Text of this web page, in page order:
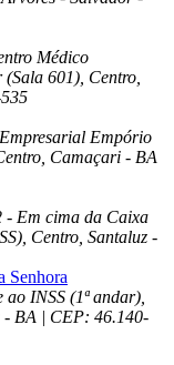
Médico
601), Centro,
Empório
Camaçari - BA
- Em cima da Caixa
Centro, Santaluz -
Senhora
INSS (1ª andar),
- BA | CEP: 46.140-